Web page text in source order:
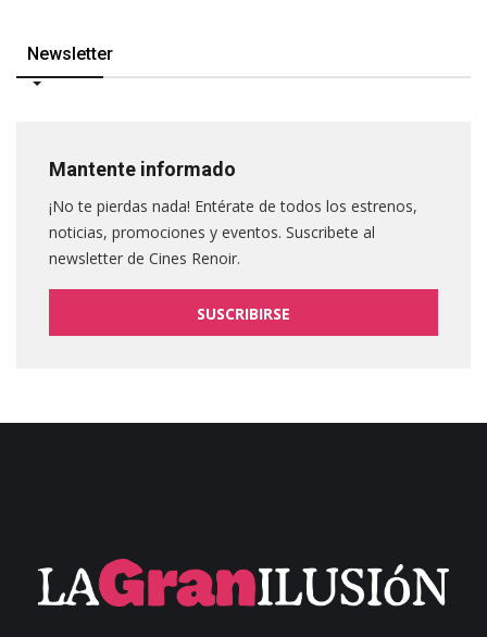
Newsletter
Mantente informado
¡No te pierdas nada! Entérate de todos los estrenos,
noticias, promociones y eventos. Suscribete al
newsletter de Cines Renoir.
SUSCRIBIRSE